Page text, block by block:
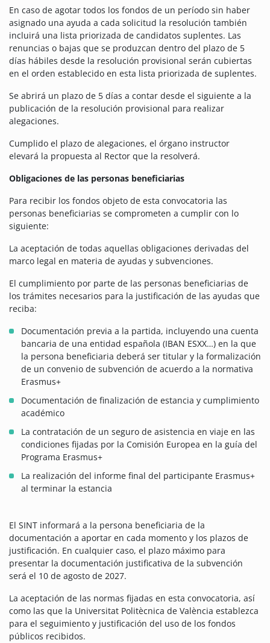
En caso de agotar todos los fondos de un período sin haber
asignado una ayuda a cada solicitud la resolución también
incluirá una lista priorizada de candidatos suplentes. Las
renuncias o bajas que se produzcan dentro del plazo de 5
días hábiles desde la resolución provisional serán cubiertas
en el orden establecido en esta lista priorizada de suplentes.
Se abrirá un plazo de 5 días a contar desde el siguiente a la
publicación de la resolución provisional para realizar
alegaciones.
Cumplido el plazo de alegaciones, el órgano instructor
elevará la propuesta al Rector que la resolverá.
Obligaciones de las personas beneficiarias
Para recibir los fondos objeto de esta convocatoria las
personas beneficiarias se comprometen a cumplir con lo
siguiente:
La aceptación de todas aquellas obligaciones derivadas del
marco legal en materia de ayudas y subvenciones.
El cumplimiento por parte de las personas beneficiarias de
los trámites necesarios para la justificación de las ayudas que
reciba:
Documentación previa a la partida, incluyendo una cuenta
bancaria de una entidad española (IBAN ESXX…) en la que
la persona beneficiaria deberá ser titular y la formalización
de un convenio de subvención de acuerdo a la normativa
Erasmus+
Documentación de finalización de estancia y cumplimiento
académico
La contratación de un seguro de asistencia en viaje en las
condiciones fijadas por la Comisión Europea en la guía del
Programa Erasmus+
La realización del informe final del participante Erasmus+
al terminar la estancia
El SINT informará a la persona beneficiaria de la
documentación a aportar en cada momento y los plazos de
justificación. En cualquier caso, el plazo máximo para
presentar la documentación justificativa de la subvención
será el 10 de agosto de 2027.
La aceptación de las normas fijadas en esta convocatoria, así
como las que la Universitat Politècnica de València establezca
para el seguimiento y justificación del uso de los fondos
públicos recibidos.